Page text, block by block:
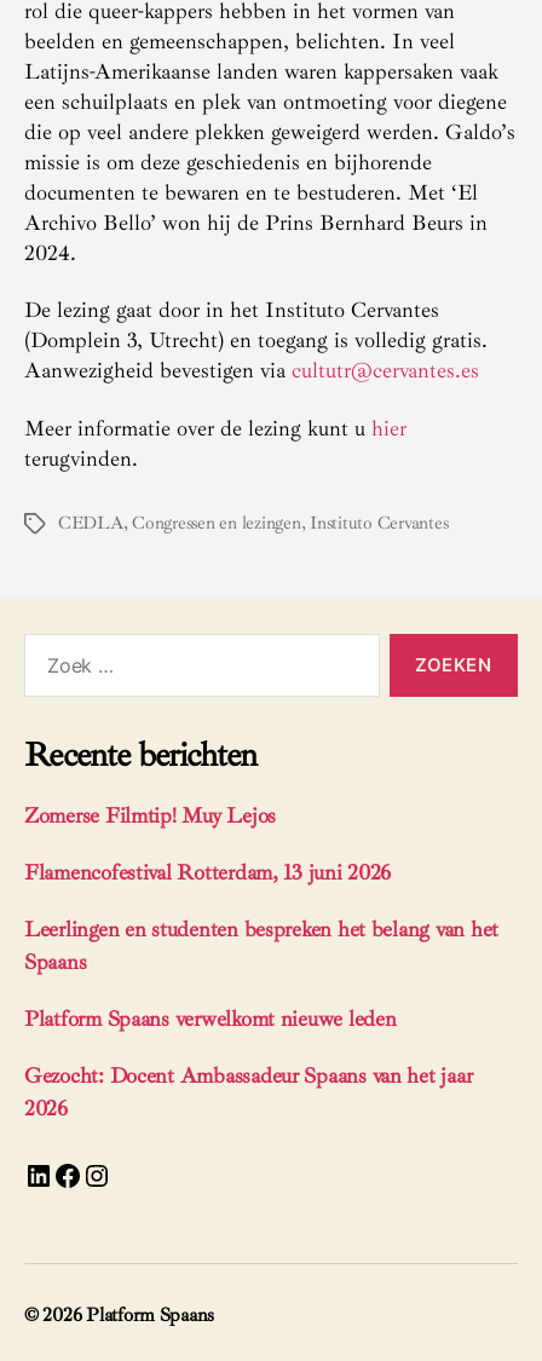
rol die queer-kappers hebben in het vormen van
beelden en gemeenschappen, belichten. In veel
Latijns-Amerikaanse landen waren kappersaken vaak
een schuilplaats en plek van ontmoeting voor diegene
die op veel andere plekken geweigerd werden. Galdo’s
missie is om deze geschiedenis en bijhorende
documenten te bewaren en te bestuderen. Met ‘El
Archivo Bello’ won hij de Prins Bernhard Beurs in
2024.
De lezing gaat door in het Instituto Cervantes
(Domplein 3, Utrecht) en toegang is volledig gratis.
Aanwezigheid bevestigen via cultutr@cervantes.es
Meer informatie over de lezing kunt u hier
terugvinden.
Tags CEDLA,Congressen en lezingen, Instituto Cervantes
naar:
Recente berichten
Zomerse Filmtip! Muy Lejos
Flamencofestival Rotterdam, 13 juni 2026
Leerlingen en studenten bespreken het belang van het
Spaans
Platform Spaans verwelkomt nieuwe leden
Gezocht: Docent Ambassadeur Spaans van het jaar
2026
LinkedIn
Facebook
Instagram
© 2026